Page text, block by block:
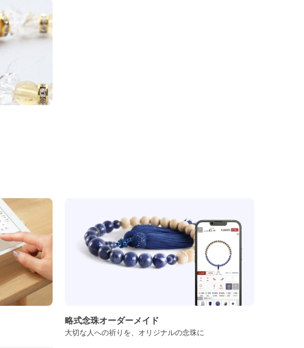
略式念珠オーダーメイド
大切な人への祈りを、オリジナルの念珠に